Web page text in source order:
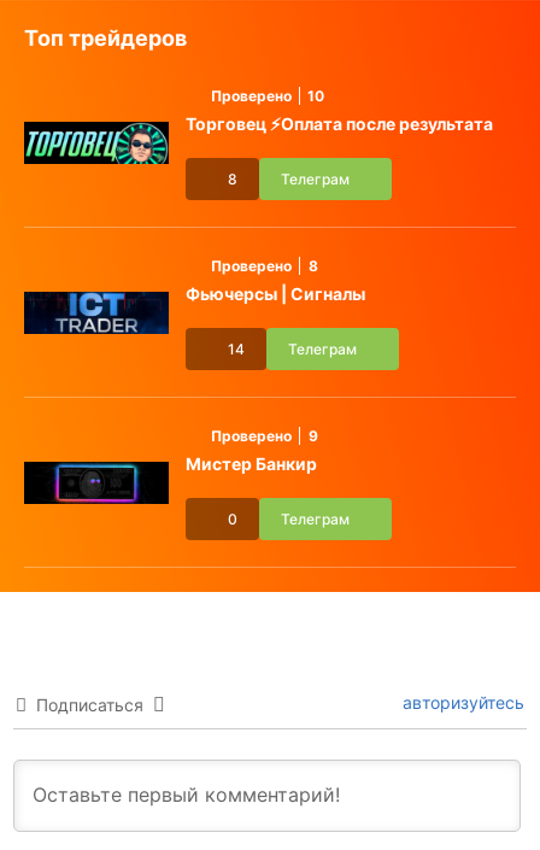
Топ трейдеров
Проверено 10
Торговец ⚡️Оплата после результата
8 Телеграм
Проверено 8
Фьючерсы | Сигналы
14 Телеграм
Проверено 9
Мистер Банкир
0 Телеграм
Подписаться авторизуйтесь